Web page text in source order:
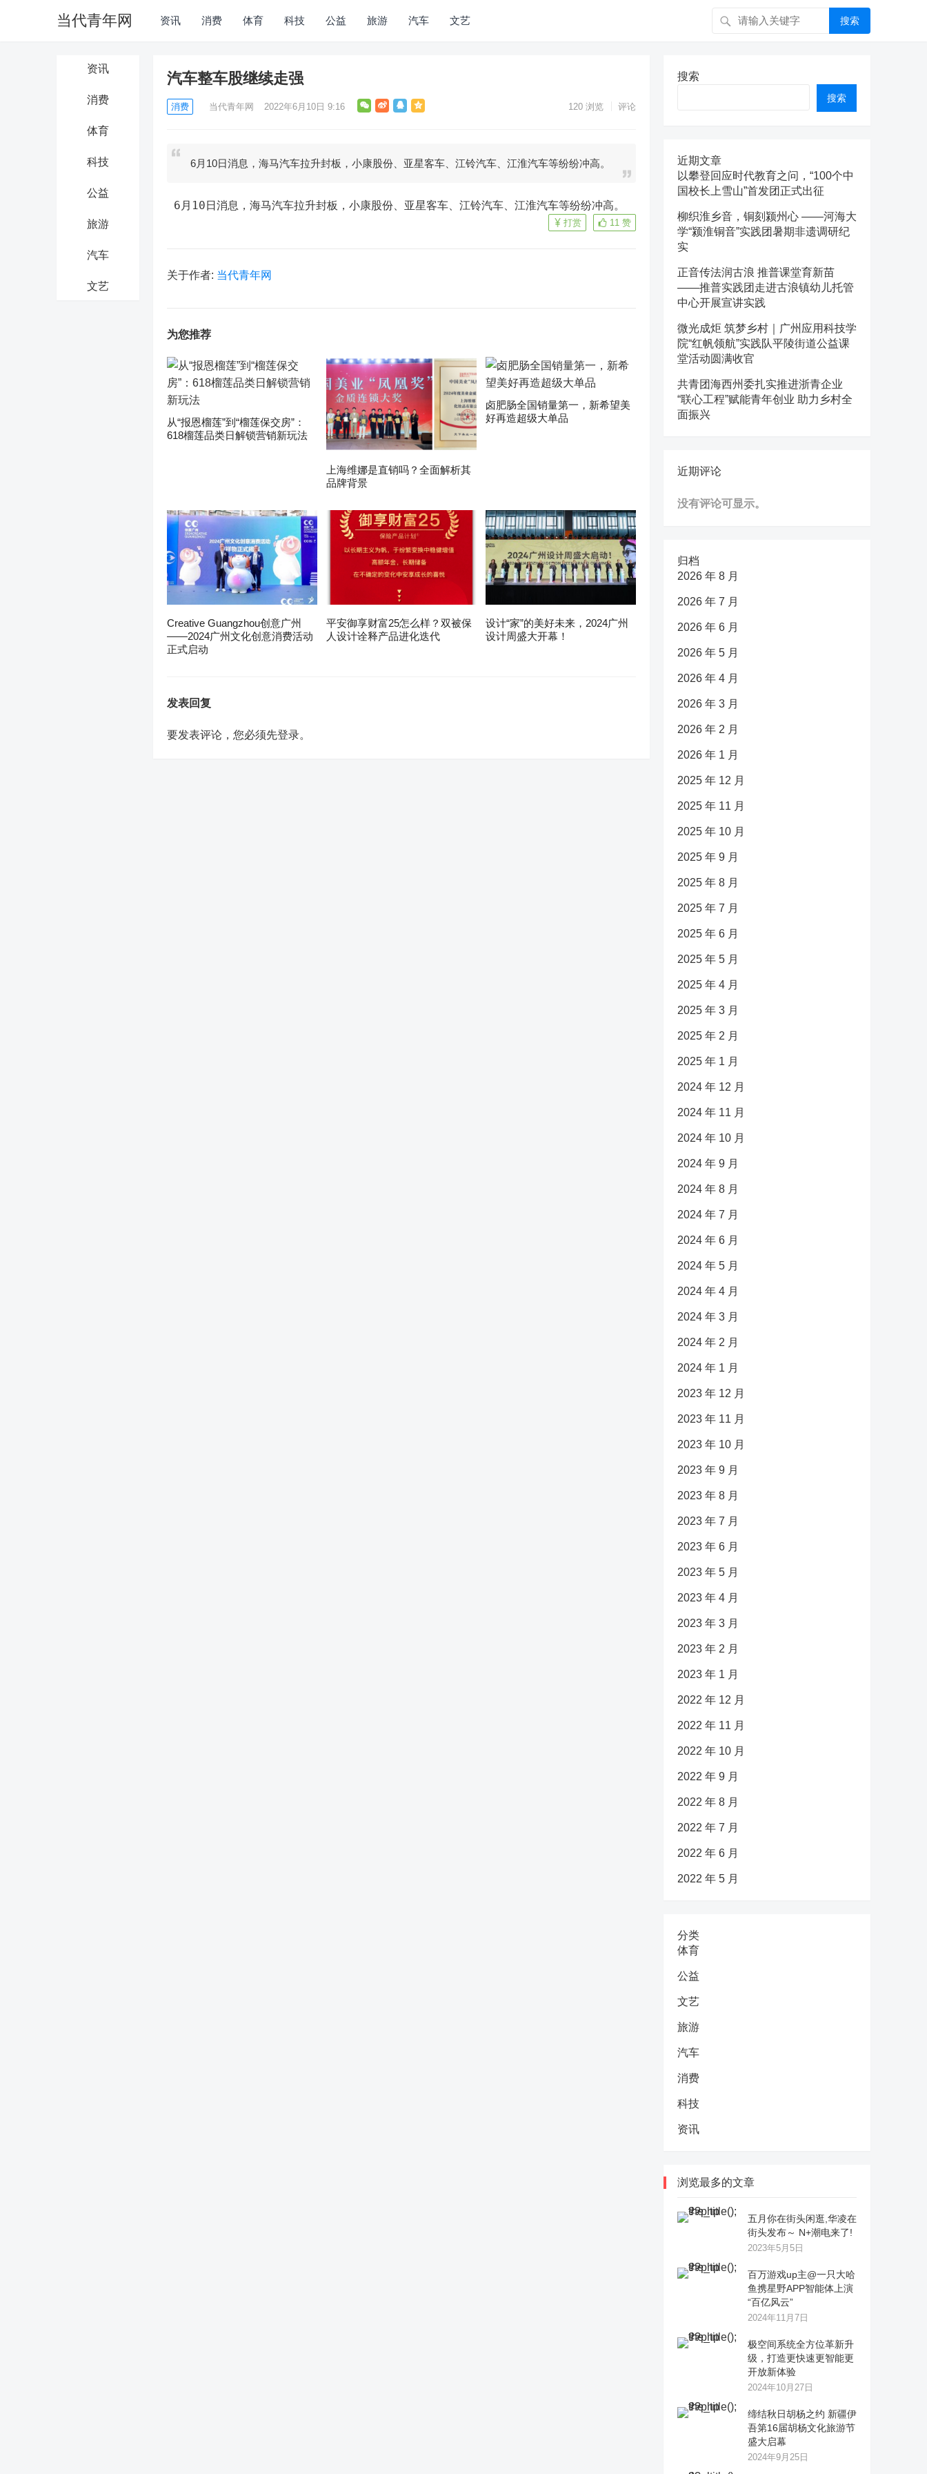
当代青年网 资讯 消费 体育 科技 公益 旅游 汽车 文艺 搜索
资讯
消费
体育
科技
公益
旅游
汽车
文艺
汽车整车股继续走强
消费 当代青年网 2022年6月10日 9:16 120 浏览 评论
6月10日消息，海马汽车拉升封板，小康股份、亚星客车、江铃汽车、江淮汽车等纷纷冲高。
6月10日消息，海马汽车拉升封板，小康股份、亚星客车、江铃汽车、江淮汽车等纷纷冲高。
11 赞
打赏
关于作者: 当代青年网
为您推荐
从“报恩榴莲”到“榴莲保交房”：
618榴莲品类日解锁营销新玩法
上海维娜是直销吗？全面解析其
品牌背景
卤肥肠全国销量第一，新希望美
好再造超级大单品
Creative Guangzhou创意广州
——2024广州文化创意消费活动
正式启动
平安御享财富25怎么样？双被保
人设计诠释产品进化迭代
设计“家”的美好未来，2024广州
设计周盛大开幕！
发表回复
要发表评论，您必须先登录。
搜索
搜索
近期文章
以攀登回应时代教育之问，“100个中
国校长上雪山”首发团正式出征
柳织淮乡音，铜刻颍州心 ——河海大
学“颍淮铜音”实践团暑期非遗调研纪
实
正音传法润古浪 推普课堂育新苗
——推普实践团走进古浪镇幼儿托管
中心开展宣讲实践
微光成炬 筑梦乡村｜广州应用科技学
院“红帆领航”实践队平陵街道公益课
堂活动圆满收官
共青团海西州委扎实推进浙青企业
“联心工程”赋能青年创业 助力乡村全
面振兴
近期评论
没有评论可显示。
归档
2026 年 8 月
2026 年 7 月
2026 年 6 月
2026 年 5 月
2026 年 4 月
2026 年 3 月
2026 年 2 月
2026 年 1 月
2025 年 12 月
2025 年 11 月
2025 年 10 月
2025 年 9 月
2025 年 8 月
2025 年 7 月
2025 年 6 月
2025 年 5 月
2025 年 4 月
2025 年 3 月
2025 年 2 月
2025 年 1 月
2024 年 12 月
2024 年 11 月
2024 年 10 月
2024 年 9 月
2024 年 8 月
2024 年 7 月
2024 年 6 月
2024 年 5 月
2024 年 4 月
2024 年 3 月
2024 年 2 月
2024 年 1 月
2023 年 12 月
2023 年 11 月
2023 年 10 月
2023 年 9 月
2023 年 8 月
2023 年 7 月
2023 年 6 月
2023 年 5 月
2023 年 4 月
2023 年 3 月
2023 年 2 月
2023 年 1 月
2022 年 12 月
2022 年 11 月
2022 年 10 月
2022 年 9 月
2022 年 8 月
2022 年 7 月
2022 年 6 月
2022 年 5 月
分类
体育
公益
文艺
旅游
汽车
消费
科技
资讯
浏览最多的文章
五月你在街头闲逛,华凌在
街头发布～ N+潮电来了!
2023年5月5日
百万游戏up主@一只大哈
鱼携星野APP智能体上演
“百亿风云”
2024年11月7日
极空间系统全方位革新升
级，打造更快速更智能更
开放新体验
2024年10月27日
缔结秋日胡杨之约 新疆伊
吾第16届胡杨文化旅游节
盛大启幕
2024年9月25日